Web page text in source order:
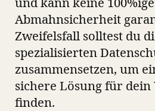
Abmahnsicherheit
Zweifelsfall solltest du
spezialisierten
zusammensetzen, um
sichere Lösung für
finden.